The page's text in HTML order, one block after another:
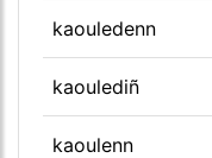
kaouledenn
kaoulediñ
kaoulenn